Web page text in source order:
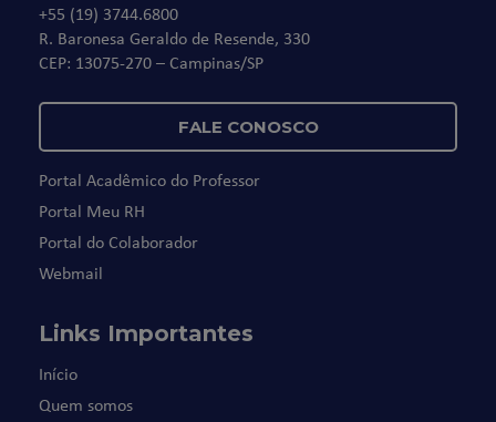
+55 (19) 3744.6800
R. Baronesa Geraldo de Resende, 330
CEP: 13075-270 – Campinas/SP
FALE CONOSCO
Portal Acadêmico do Professor
Portal Meu RH
Portal do Colaborador
Webmail
Links Importantes
Início
Quem somos